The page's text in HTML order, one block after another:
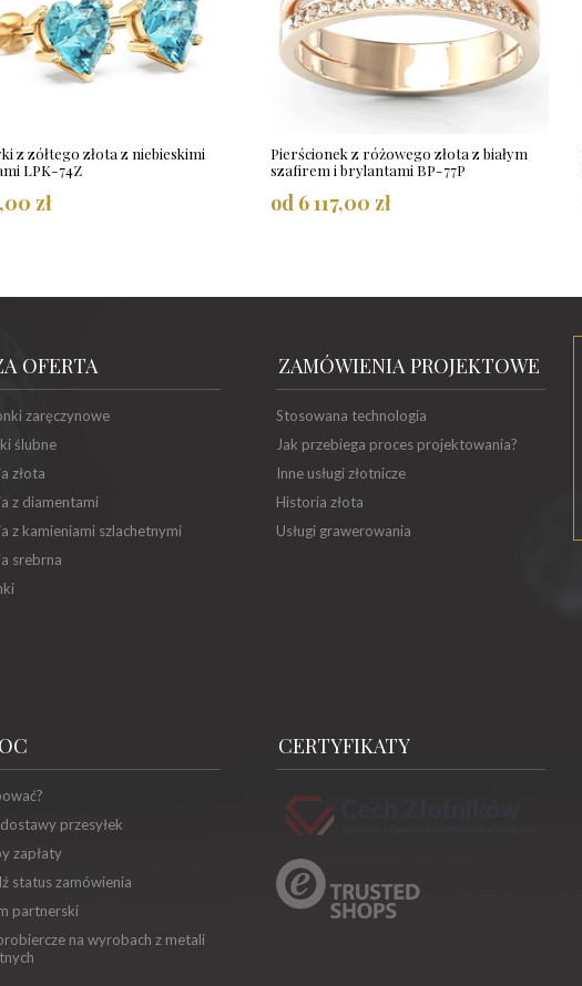
z zółtego złota z niebieskimi
LPK-74Z
zł
Pierścionek z różowego złota z białym
szafirem i brylantami BP-77P
od 6 117,00 zł
OFERTA
zaręczynowe
ślubne
złota
z diamentami
z kamieniami szlachetnymi
srebrna
ZAMÓWIENIA PROJEKTOWE
Stosowana technologia
Jak przebiega proces projektowania?
Inne usługi złotnicze
Historia złota
Usługi grawerowania
przesyłek
zapłaty
status zamówienia
partnerski
na wyrobach z metali
CERTYFIKATY